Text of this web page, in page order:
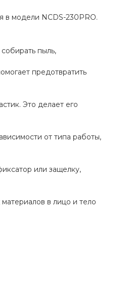
модели NCDS-230PRO.
пыль,
предотвратить
Это делает его
от типа работы,
или защелку,
в лицо и тело